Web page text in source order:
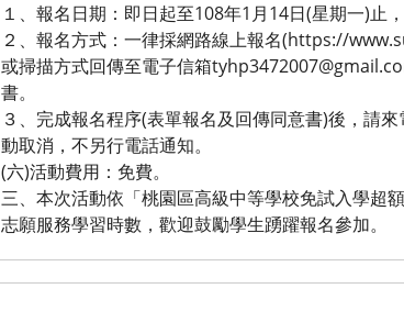
１、報名日期：即日起至108年1月14日(星期一)止，
２、報名方式：一律採網路線上報名(https://
或掃描方式回傳至電子信箱
書。
３、完成報名程序(表單報名及回傳同意書)後，請
動取消，不另行電話通知。
(六)活動費用：免費。
三、本次活動依「桃園區高級中等學校免試入學超
志願服務學習時數，歡迎鼓勵學生踴躍報名參加。